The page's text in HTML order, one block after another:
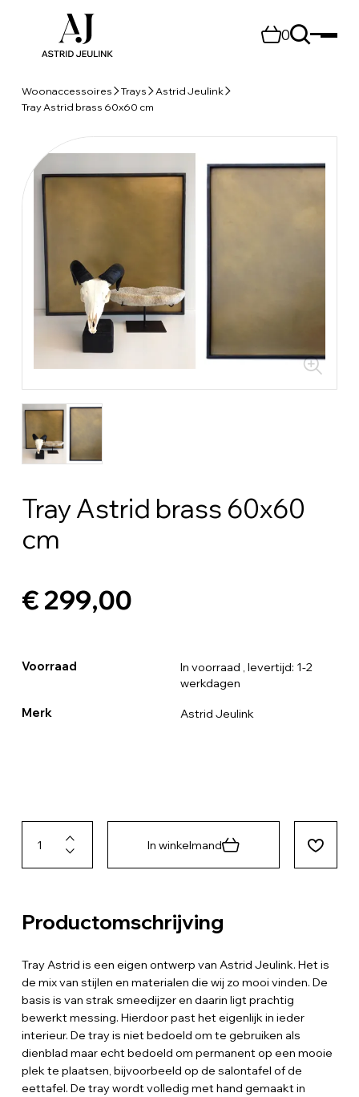
0
Woonaccessoires Trays
Astrid Jeulink
Tray Astrid brass 60x60 cm
Tray Astrid brass 60x60
cm
€ 299,00
Voorraad In voorraad , levertijd: 1-2
werkdagen
Merk Astrid Jeulink
In winkelmand
Productomschrijving
Tray Astrid is een eigen ontwerp van Astrid Jeulink. Het is
de mix van stijlen en materialen die wij zo mooi vinden. De
basis is van strak smeedijzer en daarin ligt prachtig
bewerkt messing. Hierdoor past het eigenlijk in ieder
interieur. De tray is niet bedoeld om te gebruiken als
dienblad maar echt bedoeld om permanent op een mooie
plek te plaatsen, bijvoorbeeld op de salontafel of de
eettafel. De tray wordt volledig met hand gemaakt in